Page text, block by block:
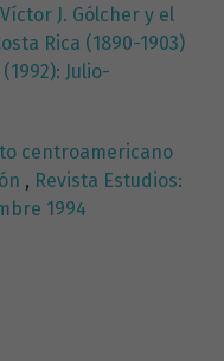
J. Gólcher y el
Rica (1890-1903)
Julio-
centroamericano
, Revista Estudios:
1994